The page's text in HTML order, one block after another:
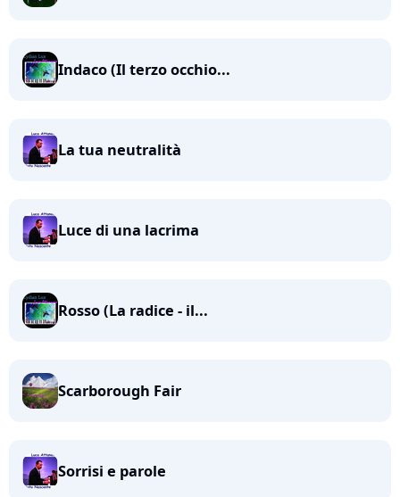
Indaco (Il terzo occhio...
La tua neutralità
Luce di una lacrima
Rosso (La radice - il...
Scarborough Fair
Sorrisi e parole